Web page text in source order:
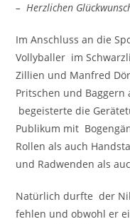
– Herzlichen
Im Anschluss an die
Vollyballer im
Zillien und Manfred
Pritschen und Baggern
begeisterte die
Publikum mit
Rollen als auch
und Radwenden als
Natürlich durfte der
fehlen und obwohl er